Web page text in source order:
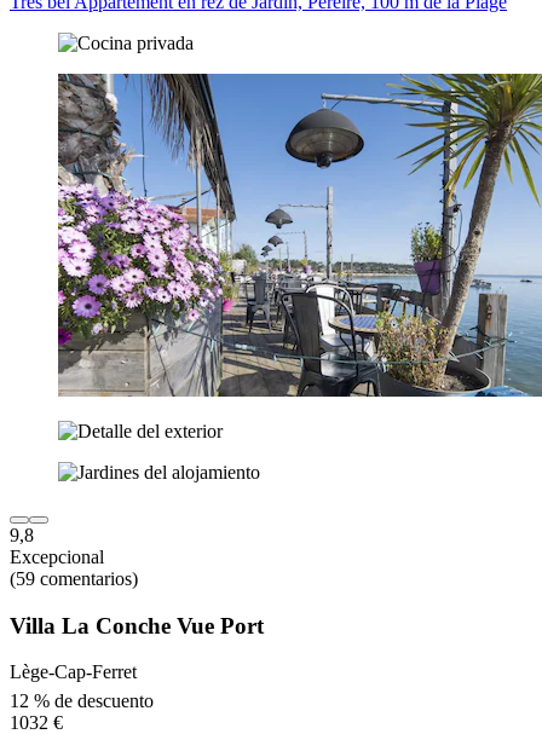
9,8
Excepcional
(59 comentarios)
Villa La Conche Vue Port
Lège-Cap-Ferret
12 % de descuento
1032 €